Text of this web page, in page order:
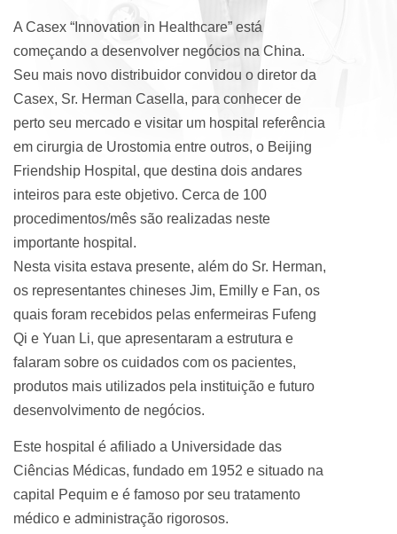
A Casex “Innovation in Healthcare” está
começando a desenvolver negócios na China.
Seu mais novo distribuidor convidou o diretor da
Casex, Sr. Herman Casella, para conhecer de
perto seu mercado e visitar um hospital referência
em cirurgia de Urostomia entre outros, o Beijing
Friendship Hospital, que destina dois andares
inteiros para este objetivo. Cerca de 100
procedimentos/mês são realizadas neste
importante hospital.
Nesta visita estava presente, além do Sr. Herman,
os representantes chineses Jim, Emilly e Fan, os
quais foram recebidos pelas enfermeiras Fufeng
Qi e Yuan Li, que apresentaram a estrutura e
falaram sobre os cuidados com os pacientes,
produtos mais utilizados pela instituição e futuro
desenvolvimento de negócios.
Este hospital é afiliado a Universidade das
Ciências Médicas, fundado em 1952 e situado na
capital Pequim e é famoso por seu tratamento
médico e administração rigorosos.